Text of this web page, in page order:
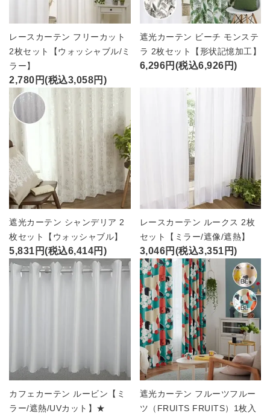
レースカーテン フリーカット
2枚セット【ウォッシャブル/ミ
ラー】
2,780円(税込3,058円)
遮光カーテン ビーチ モンステ
ラ 2枚セット【形状記憶加工】
6,296円(税込6,926円)
遮光カーテン シャンデリア 2
枚セット【ウォッシャブル】
5,831円(税込6,414円)
レースカーテン ルークス 2枚
セット【ミラー/遮像/遮熱】
3,046円(税込3,351円)
カフェカーテン ルービン【ミ
ラー/遮熱/UVカット】★
遮光カーテン フルーツフルー
ツ（FRUITS FRUITS）1枚入